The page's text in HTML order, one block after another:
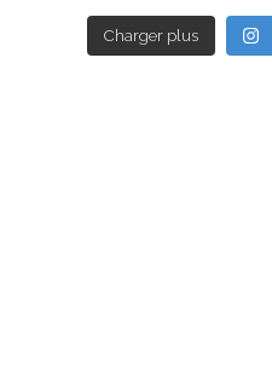
Charger plus